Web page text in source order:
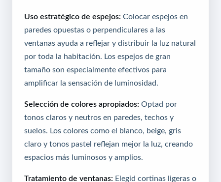
Uso estratégico de espejos: Colocar espejos en
paredes opuestas o perpendiculares a las
ventanas ayuda a reflejar y distribuir la luz natural
por toda la habitación. Los espejos de gran
tamaño son especialmente efectivos para
amplificar la sensación de luminosidad.
Selección de colores apropiados: Optad por
tonos claros y neutros en paredes, techos y
suelos. Los colores como el blanco, beige, gris
claro y tonos pastel reflejan mejor la luz, creando
espacios más luminosos y amplios.
Tratamiento de ventanas: Elegid cortinas ligeras o